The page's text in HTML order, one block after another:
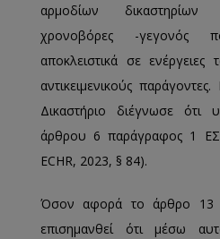
αρμοδίων δικαστηρίων
χρονοβόρες -γεγονός
αποκλειστικά σε
αντικειμενικούς
Δικαστήριο διέγνωσε ότι
άρθρου 6 παράγραφος 1
ECHR, 2023, § 84).
Όσον αφορά το άρθρο 13
επισημανθεί ότι μέσω